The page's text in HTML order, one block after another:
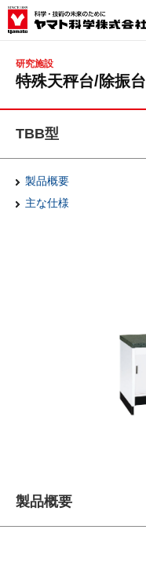
研究施設
特殊天秤台/除振台
TBB型
製品概要
主な仕様
製品概要